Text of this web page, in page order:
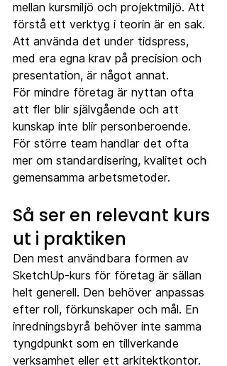
mellan kursmiljö och projektmiljö. Att
förstå ett verktyg i teorin är en sak.
Att använda det under tidspress,
med era egna krav på precision och
presentation, är något annat.
För mindre företag är nyttan ofta
att fler blir självgående och att
kunskap inte blir personberoende.
För större team handlar det ofta
mer om standardisering, kvalitet och
gemensamma arbetsmetoder.
Så ser en relevant kurs
ut i praktiken
Den mest användbara formen av
SketchUp-kurs för företag är sällan
helt generell. Den behöver anpassas
efter roll, förkunskaper och mål. En
inredningsbyrå behöver inte samma
tyngdpunkt som en tillverkande
verksamhet eller ett arkitektkontor.